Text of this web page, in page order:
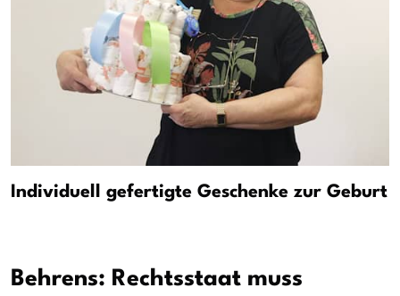
Individuell gefertigte Geschenke zur Geburt
Behrens: Rechtsstaat muss